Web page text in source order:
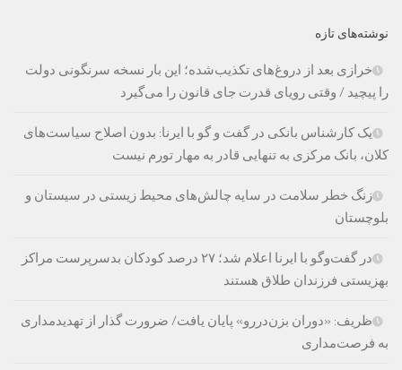
نوشته‌های تازه
خرازی بعد از دروغ‌های تکذیب‌شده؛ این بار نسخه سرنگونی دولت
را پیچید / وقتی رویای قدرت جای قانون را می‌گیرد
یک کارشناس بانکی در گفت و گو با ایرنا: بدون اصلاح سیاست‌های
کلان، بانک مرکزی به تنهایی قادر به مهار تورم نیست
زنگ خطر سلامت در سایه چالش‌های محیط زیستی در سیستان و
بلوچستان
در گفت‌وگو با ایرنا اعلام شد؛ ۲۷ درصد کودکان بدسرپرست مراکز
بهزیستی فرزندان طلاق هستند
ظریف: «دوران بزن‌دررو» پایان یافت/ ضرورت گذار از تهدیدمداری
به فرصت‌مداری